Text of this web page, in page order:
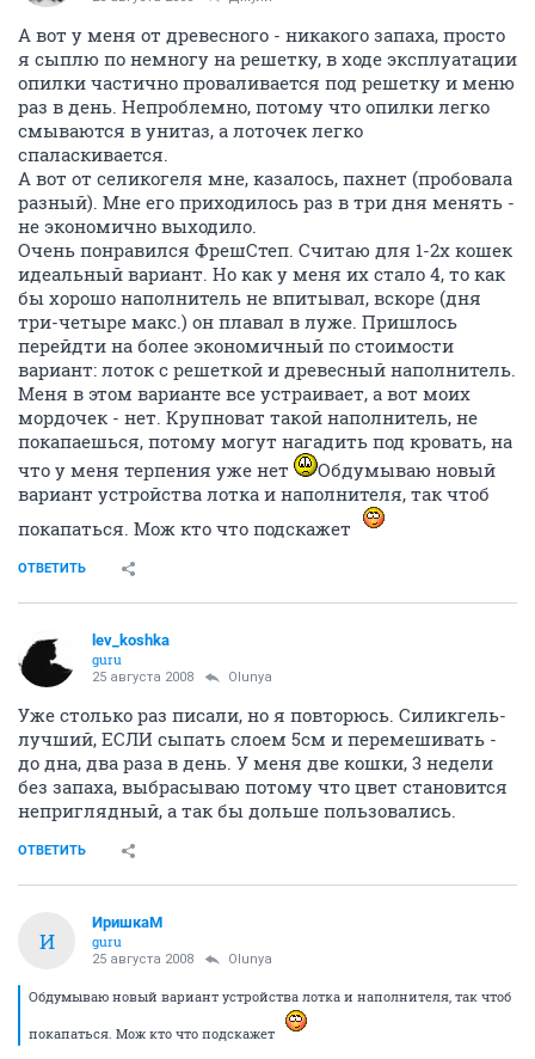
А вот у меня от древесного - никакого запаха, просто
я сыплю по немногу на решетку, в ходе эксплуатации
опилки частично проваливается под решетку и меню
раз в день. Непроблемно, потому что опилки легко
смываются в унитаз, а лоточек легко
спаласкивается.
А вот от селикогеля мне, казалось, пахнет (пробовала
разный). Мне его приходилось раз в три дня менять -
не экономично выходило.
Очень понравился ФрешСтеп. Считаю для 1-2х кошек
идеальный вариант. Но как у меня их стало 4, то как
бы хорошо наполнитель не впитывал, вскоре (дня
три-четыре макс.) он плавал в луже. Пришлось
перейдти на более экономичный по стоимости
вариант: лоток с решеткой и древесный наполнитель.
Меня в этом варианте все устраивает, а вот моих
мордочек - нет. Крупноват такой наполнитель, не
покапаешься, потому могут нагадить под кровать, на
что у меня терпения уже нет
Обдумываю новый
вариант устройства лотка и наполнителя, так чтоб
покапаться. Мож кто что подскажет
ОТВЕТИТЬ
lev_koshka
guru
25 августа 2008 Olunya
Уже столько раз писали, но я повторюсь. Силикгель-
лучший, ЕСЛИ сыпать слоем 5см и перемешивать -
до дна, два раза в день. У меня две кошки, 3 недели
без запаха, выбрасываю потому что цвет становится
неприглядный, а так бы дольше пользовались.
ОТВЕТИТЬ
И
ИришкаМ
guru
25 августа 2008 Olunya
Обдумываю новый вариант устройства лотка и наполнителя, так чтоб
покапаться. Мож кто что подскажет